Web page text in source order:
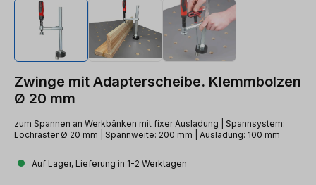
Zwinge mit Adapterscheibe. Klemmbolzen
Ø 20 mm
zum Spannen an Werkbänken mit fixer Ausladung | Spannsystem:
Lochraster Ø 20 mm | Spannweite: 200 mm | Ausladung: 100 mm
Auf Lager, Lieferung in 1-2 Werktagen